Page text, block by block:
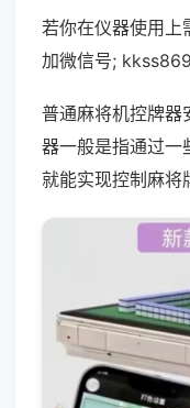
若你在仪器使用上
加微信号;
普通麻将机控牌器
器一般是指通过一
就能实现控制麻将